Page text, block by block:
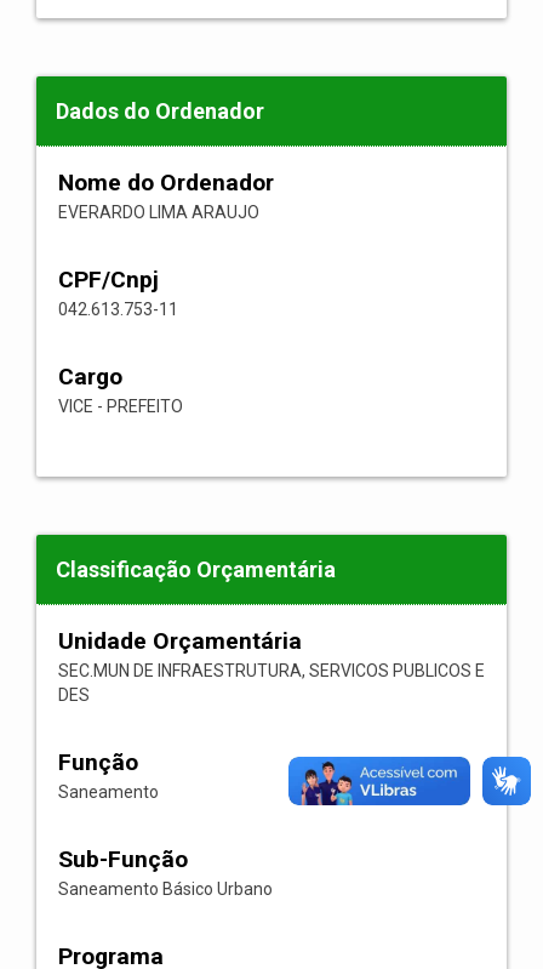
Dados do Ordenador
Nome do Ordenador
EVERARDO LIMA ARAUJO
CPF/Cnpj
042.613.753-11
Cargo
VICE - PREFEITO
Classificação Orçamentária
Unidade Orçamentária
SEC.MUN DE INFRAESTRUTURA, SERVICOS PUBLICOS E
DES
Função
Saneamento
Sub-Função
Saneamento Básico Urbano
Programa